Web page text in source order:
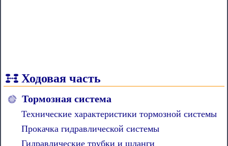
Ходовая часть
Тормозная система
Технические характеристики тормозной системы
Прокачка гидравлической системы
Гидравлические трубки и шланги